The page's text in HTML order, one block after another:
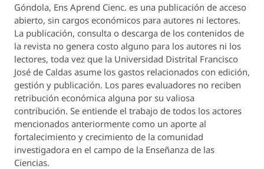
Góndola, Ens Aprend Cienc. es una publicación de acceso
abierto, sin cargos económicos para autores ni lectores.
La publicación, consulta o descarga de los contenidos de
la revista no genera costo alguno para los autores ni los
lectores, toda vez que la Universidad Distrital Francisco
José de Caldas asume los gastos relacionados con edición,
gestión y publicación. Los pares evaluadores no reciben
retribución económica alguna por su valiosa
contribución. Se entiende el trabajo de todos los actores
mencionados anteriormente como un aporte al
fortalecimiento y crecimiento de la comunidad
investigadora en el campo de la Enseñanza de las
Ciencias.